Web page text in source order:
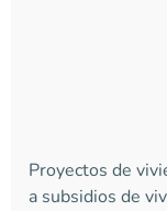
Proyectos de
a subsidios de